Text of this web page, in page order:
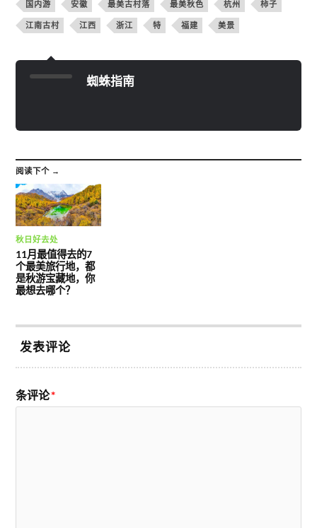
国内游 安徽 最美古村落 最美秋色 杭州 柿子
江南古村 江西 浙江 特 福建 美景
蜘蛛指南
阅读下个 →
秋日好去处
11月最值得去的7
个最美旅行地，都
是秋游宝藏地，你
最想去哪个？
发表评论
条评论*